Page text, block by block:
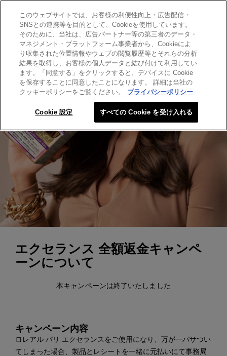
SEARCH THIS SITE
エクセランス 全額返金キャンペ
ーンについて
本キャンペーンは終了いたしました
キャンペーン内容
ロレアル パリ エクセランスをご使用になり、万が一パサつい
てしまった場合、製品とレシートを一緒に元払いにて事務局
このウェブサイトでは、お客様の利便性向上・広告配信・
SNSとの連携等を目的として、Cookieを使用しています。
そのために、当社は、広告パートナー等の第三者のデータ・
マネジメント・プラットフォーム事業者から、Cookieによ
り収集された位置情報やウェブの閲覧履歴等とそれらの分析
結果を取得し、お客様の個人データと結び付けて利用してい
ます。「同意する」をクリックすると、デバイスに Cookie
を保存することに同意したことになります。 詳細は当社の
クッキーポリシーをご覧ください。
プライバシーポリシー
Cookie 設定 すべての Cookie を受け入れる